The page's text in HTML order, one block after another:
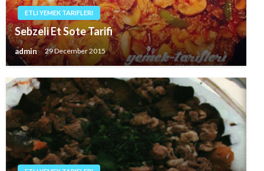
ETLI YEMEK TARIFLERI
Sebzeli Et Sote Tarifi
admin 29 December 2015